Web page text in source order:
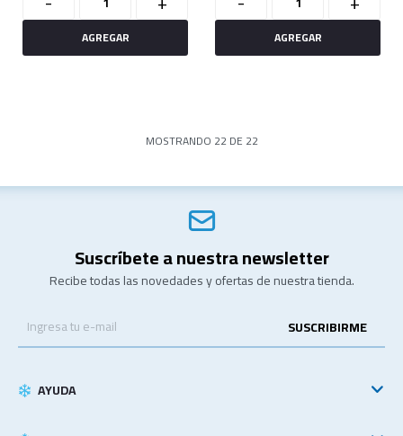
MOSTRANDO 22DE 22
Suscríbete a nuestra newsletter
Recibe todas las novedades y ofertas de nuestra tienda.
SUSCRIBIRME
AYUDA